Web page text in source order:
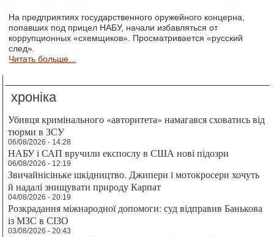
На предприятиях государственного оружейного концерна,
попавших под прицел НАБУ, начали избавляться от
коррупционных «схемщиков». Просматривается «русский
след».
Читать больше...
хроніка
Убивця кримінального «авторитета» намагався сховатись від
тюрми в ЗСУ
06/08/2026 - 14:28
НАБУ і САП вручили експослу в США нові підозри
06/08/2026 - 12:19
Звичайнісіньке шкідництво. Джипери і мотокросери хочуть
й надалі знищувати природу Карпат
04/08/2026 - 20:19
Розкрадання міжнародної допомоги: суд відправив Банькова
із МЗС в СІЗО
03/08/2026 - 20:43